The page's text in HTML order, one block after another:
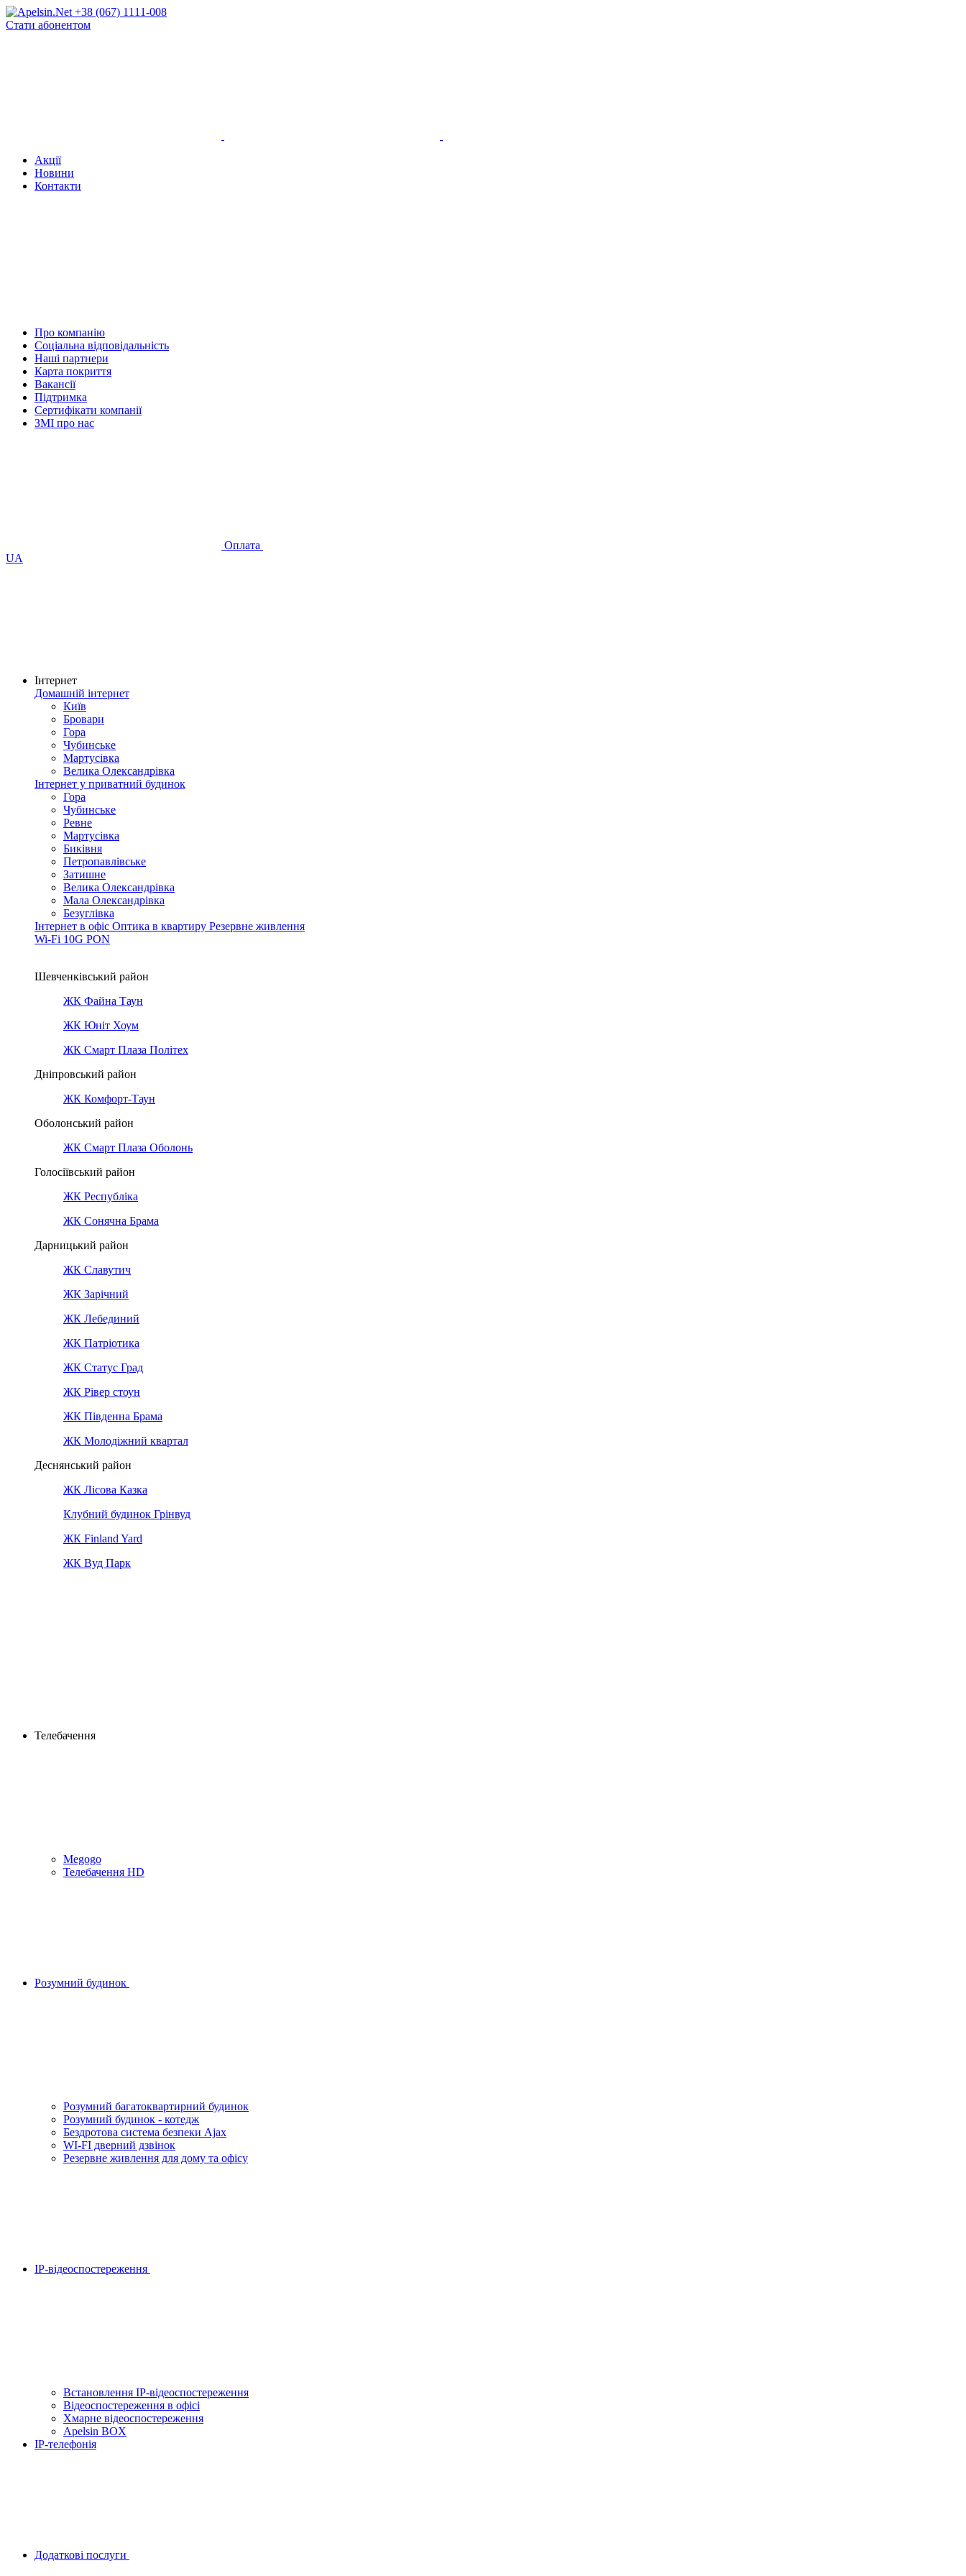
+38 (067) 1111-008
Стати абонентом
Акції
Новини
Контакти
Про компанію
Соціальна відповідальність
Наші партнери
Карта покриття
Вакансії
Підтримка
Сертифікати компанії
ЗМІ про нас
Оплата
UA
Інтернет
Домашній інтернет
Київ
Бровари
Гора
Чубинське
Мартусівка
Велика Олександрівка
Інтернет у приватний будинок
Гора
Чубинське
Ревне
Мартусівка
Биківня
Петропавлівське
Затишне
Велика Олександрівка
Мала Олександрівка
Безуглівка
Інтернет в офіс Оптика в квартиру Резервне живлення
Wi-Fi 10G PON
Шевченківський район
ЖК Файна Таун
ЖК Юніт Хоум
ЖК Смарт Плаза Політех
Дніпровський район
ЖК Комфорт-Таун
Оболонський район
ЖК Смарт Плаза Оболонь
Голосіївський район
ЖК Республіка
ЖК Сонячна Брама
Дарницький район
ЖК Славутич
ЖК Зарічний
ЖК Лебединий
ЖК Патріотика
ЖК Статус Град
ЖК Рівер стоун
ЖК Південна Брама
ЖК Молодіжний квартал
Деснянський район
ЖК Лісова Казка
Клубний будинок Грінвуд
ЖК Finland Yard
ЖК Вуд Парк
Телебачення
Megogo
Телебачення HD
Розумний будинок
Розумний багатоквартирний будинок
Розумний будинок - котедж
Бездротова система безпеки Ajax
WI-FI дверний дзвінок
Резервне живлення для дому та офісу
IP-відеоспостереження
Встановлення IP-відеоспостереження
Відеоспостереження в офісі
Хмарне відеоспостереження
Apelsin BOX
IP-телефонія
Додаткові послуги